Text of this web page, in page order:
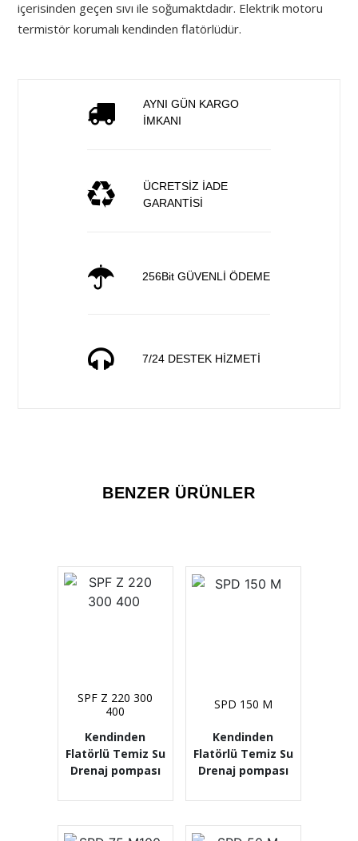
içerisinden geçen sıvı ile soğumaktdadır. Elektrik motoru
termistör korumalı kendinden flatörlüdür.
AYNI GÜN KARGO
İMKANI
ÜCRETSİZ İADE
GARANTİSİ
256Bit GÜVENLİ ÖDEME
7/24 DESTEK HİZMETİ
BENZER ÜRÜNLER
SPF Z 220 300
400
Kendinden
Flatörlü Temiz Su
Drenaj pompası
SPD 150 M
Kendinden
Flatörlü Temiz Su
Drenaj pompası